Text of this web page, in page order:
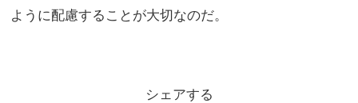
ように配慮することが大切なのだ。
シェアする